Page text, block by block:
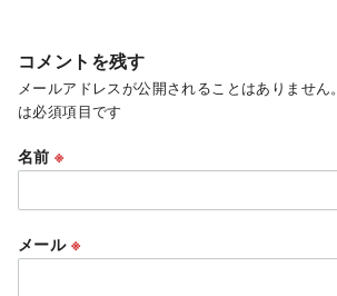
コメントを残す
メールアドレスが公開されることはありません。
は必須項目です
名前※
メール ※